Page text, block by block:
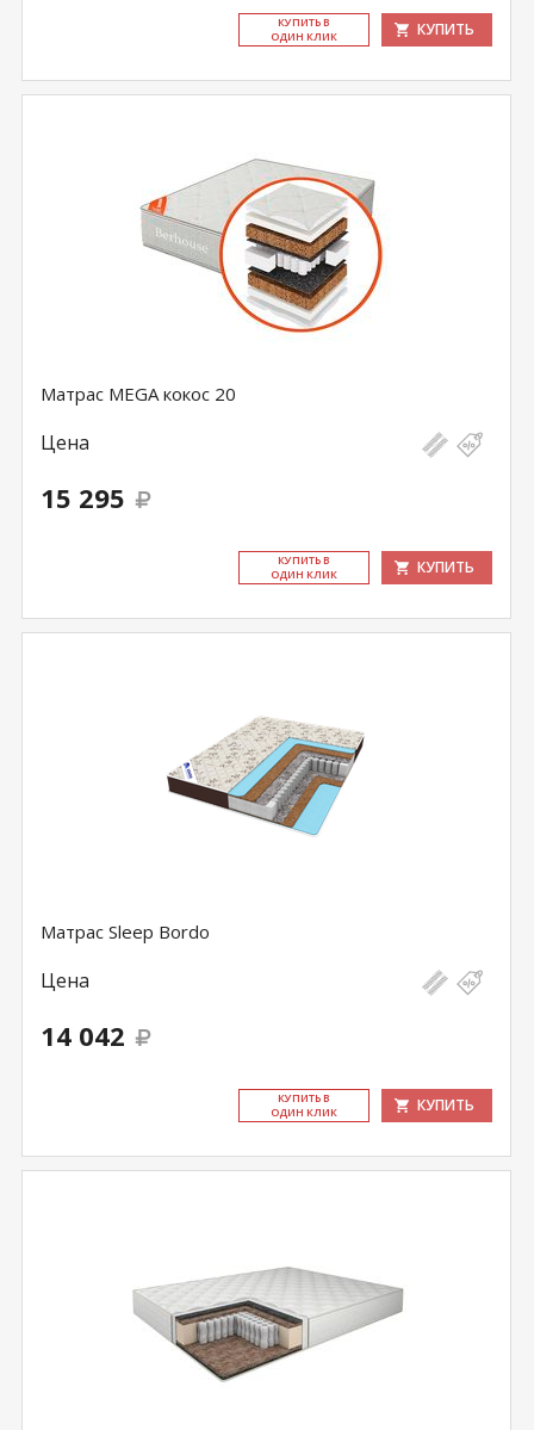
КУ­ПИТЬ В
ОДИН КЛИК
КУПИТЬ
Матрас MEGA кокос 20
Цена
15 295
КУ­ПИТЬ В
ОДИН КЛИК
КУПИТЬ
Матрас Sleep Bordo
Цена
14 042
КУ­ПИТЬ В
ОДИН КЛИК
КУПИТЬ